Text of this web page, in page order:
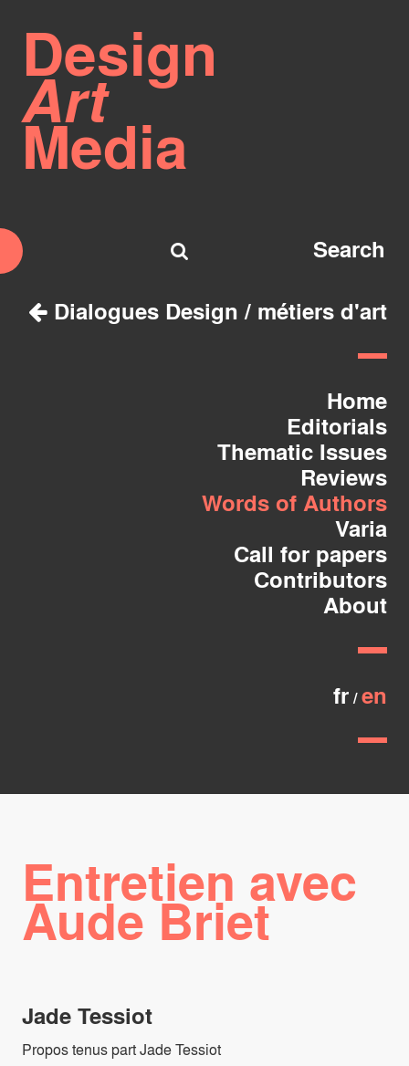
Design
Art
Media
Dialogues Design / métiers d'art
Home
Editorials
Thematic Issues
Reviews
Words of Authors
Varia
Call for papers
Contributors
About
fr en
Entretien avec
Aude Briet
Jade Tessiot
Propos tenus part Jade Tessiot